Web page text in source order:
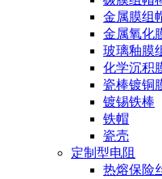
金属膜组
金属氧化
玻璃釉膜
化学沉积
瓷棒镀铜
镀锡铁棒
铁帽
瓷壳
定制型电阻
热熔保险